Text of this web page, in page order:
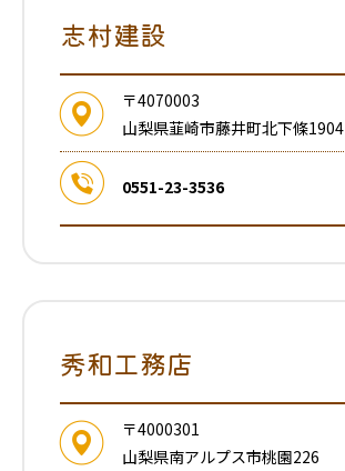
志村建設
〒4070003
山梨県韮崎市藤井町北下條1904
0551-23-3536
秀和工務店
〒4000301
山梨県南アルプス市桃園226